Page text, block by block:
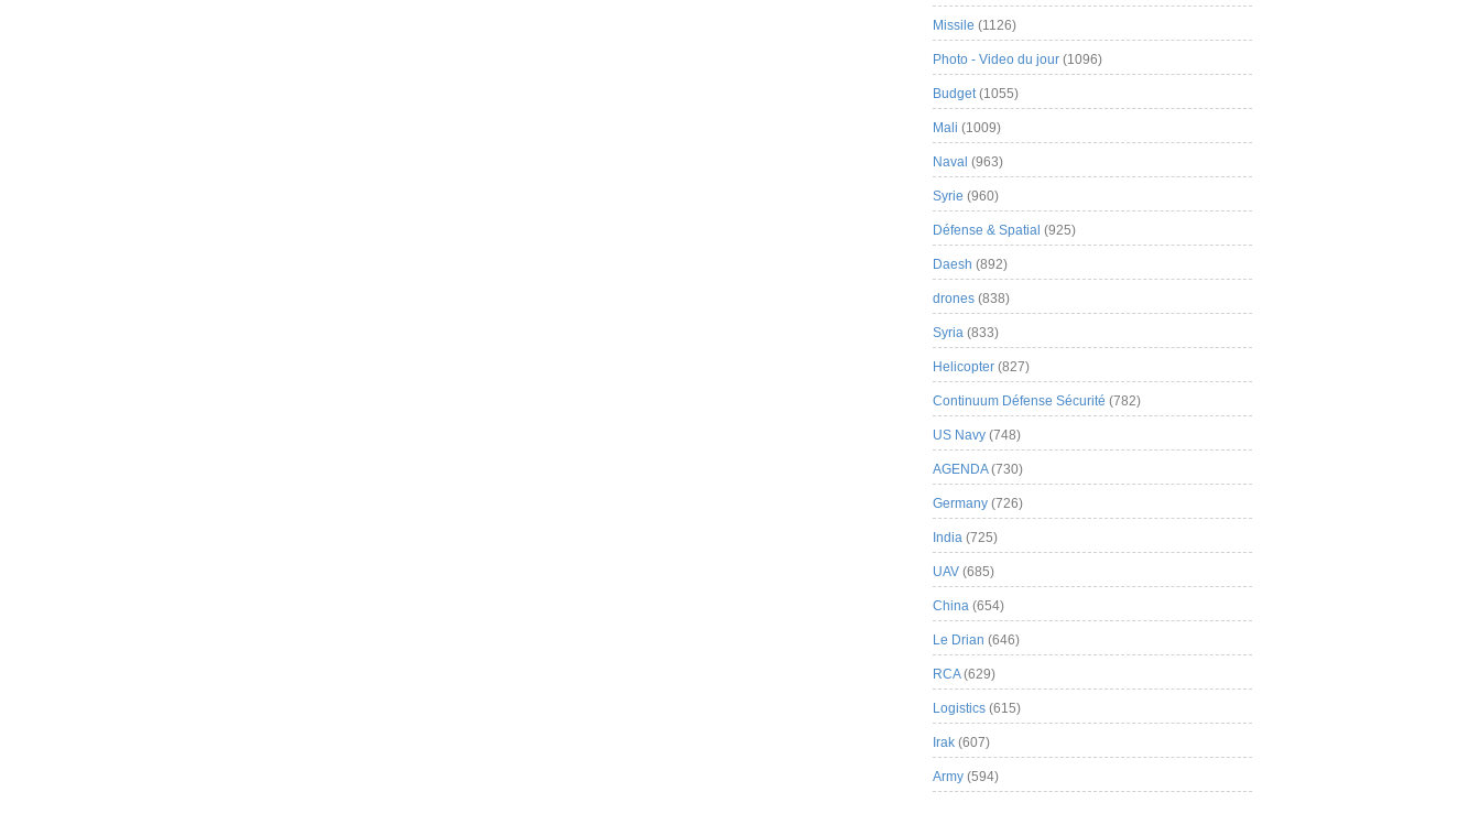
Missile (1126)
Photo - Video du jour (1096)
Budget(1055)
Mali (1009)
Naval (963)
Syrie (960)
Défense & Spatial (925)
Daesh (892)
drones (838)
Syria (833)
Helicopter (827)
Continuum Défense Sécurité (782)
US Navy (748)
AGENDA(730)
Germany (726)
India (725)
UAV (685)
China (654)
Le Drian (646)
RCA(629)
Logistics (615)
Irak (607)
Army (594)